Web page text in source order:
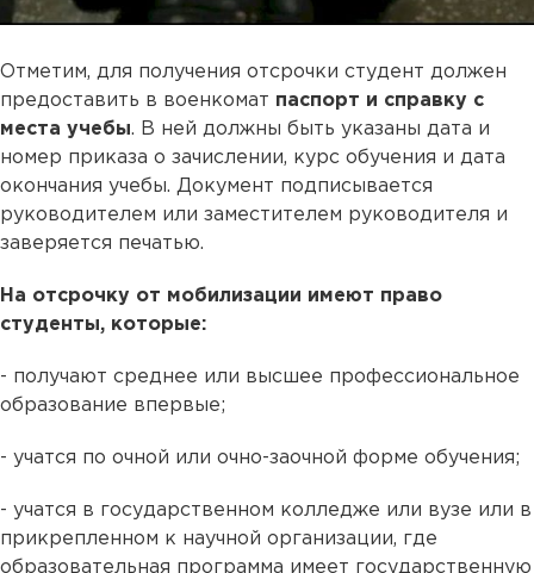
Отметим, для получения отсрочки студент должен
предоставить в военкомат паспорт и справку с
места учебы. В ней должны быть указаны дата и
номер приказа о зачислении, курс обучения и дата
окончания учебы. Документ подписывается
руководителем или заместителем руководителя и
заверяется печатью.
На отсрочку от мобилизации имеют право
студенты, которые:
- получают среднее или высшее профессиональное
образование впервые;
- учатся по очной или очно-заочной форме обучения;
- учатся в государственном колледже или вузе или в
прикрепленном к научной организации, где
образовательная программа имеет государственную